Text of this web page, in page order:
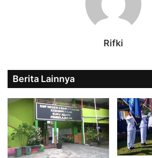
Rifki
Berita Lainnya